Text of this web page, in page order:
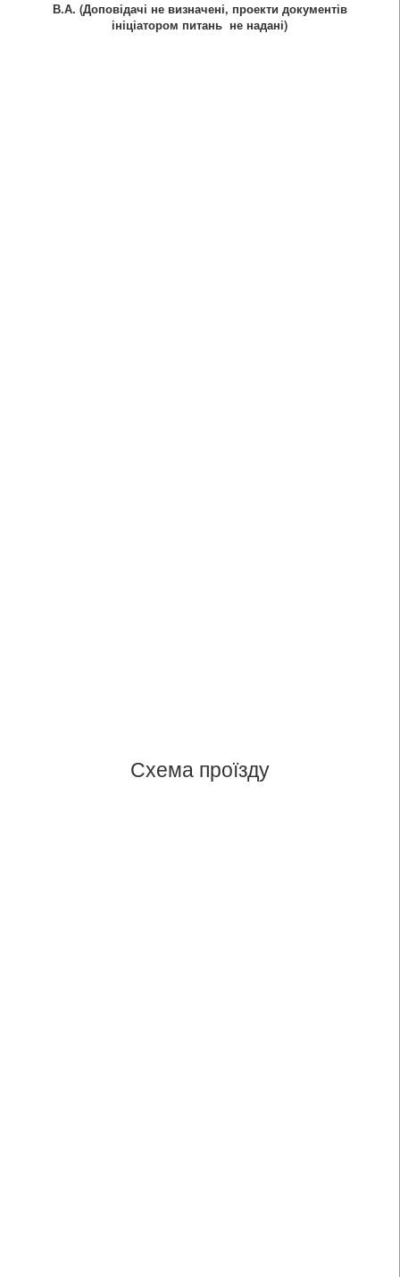
В.А. (Доповідачі не визначені, проекти документів
ініціатором питань не надані)
Схема проїзду